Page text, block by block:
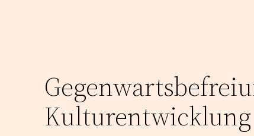
Kulturentwicklung